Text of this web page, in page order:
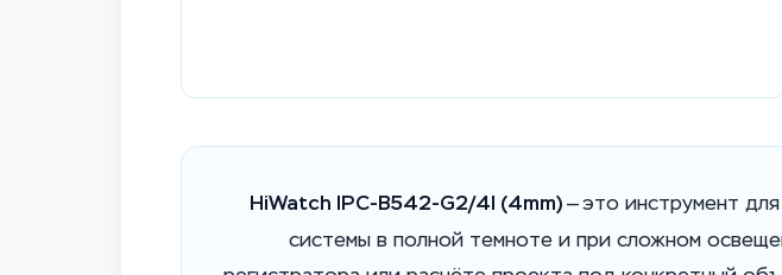
HiWatch IPC-B542-G2/4I (4mm) — это инструмент
системы в полной темноте и при сложном